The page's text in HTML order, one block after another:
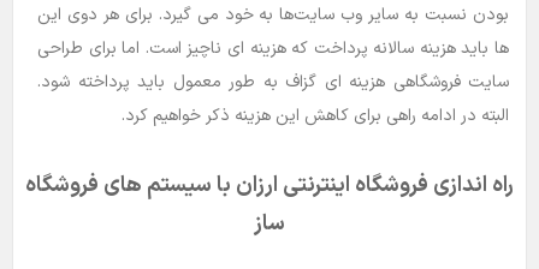
بودن نسبت به سایر وب ‌سایت‌ها به خود می‌ گیرد. برای هر دوی این
ها باید هزینه سالانه پرداخت که هزینه ای ناچیز است. اما برای طراحی
سایت فروشگاهی هزینه ای گزاف به طور معمول باید پرداخته شود.
البته در ادامه راهی برای کاهش این هزینه ذکر خواهیم کرد.
راه اندازی فروشگاه اینترنتی ارزان با سیستم های فروشگاه
ساز